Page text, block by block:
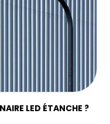
LED ÉTANCHE ?